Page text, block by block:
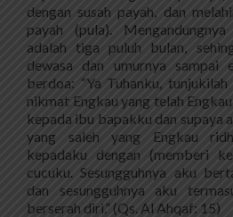
dengan susah payah, dan
payah (pula).
adalah tiga puluh bulan,
dewasa dan umurnya sampai
berdoa: “Ya Tuhanku,
nikmat Engkau yang telah
kepada ibu bapakku dan supaya
yang saleh yang Engkau
kepadaku dengan (memberi
cucuku. Sesungguhnya aku
dan sesungguhnya aku
berserah diri.” (Qs. Al Ahqaf: 15)